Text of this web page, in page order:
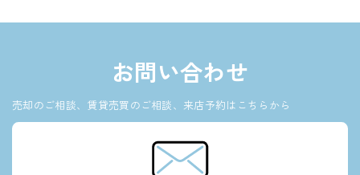
お問い合わせ
売却のご相談、賃貸売買のご相談、来店予約はこちらから